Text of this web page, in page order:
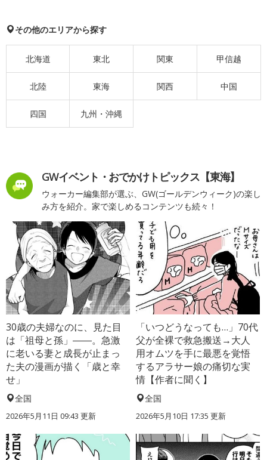
その他のエリアから探す
北海道 東北 関東 甲信越
北陸 東海 関西 中国
四国 九州・沖縄
GWイベント・おでかけトピックス【東海】
ウォーカー編集部が選ぶ、GW(ゴールデンウィーク)の楽し
み方を紹介。家で楽しめるコンテンツも続々！
30歳の夫婦なのに、見た目
は「祖母と孫」――。急激
に老いる妻と成長が止まっ
た夫の漫画が描く「歳と幸
せ」
全国
2026年5月11日 09:43 更新
「いつどうなっても…」70代
父が全裸で救急搬送→大人
用オムツを手に最悪を覚悟
するアラサー娘の痛切な実
情【作者に聞く】
全国
2026年5月10日 17:35 更新